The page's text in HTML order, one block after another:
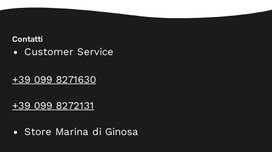
Contatti
Customer Service
+39 099 8271630
+39 099 8272131
Store Marina di Ginosa